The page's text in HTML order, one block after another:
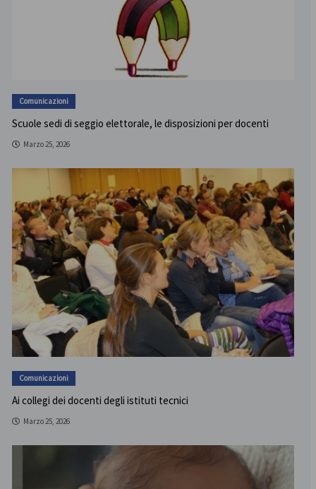
Comunicazioni
Scuole sedi di seggio elettorale, le disposizioni per docenti
Marzo 25, 2026
Comunicazioni
Ai collegi dei docenti degli istituti tecnici
Marzo 25, 2026